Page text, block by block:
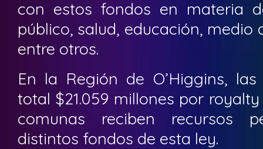
con estos fondos en materia
público, salud, educación, medio
entre otros.
En la Región de O’Higgins,
total $21.059 millones por
comunas reciben recursos
distintos fondos de esta ley.